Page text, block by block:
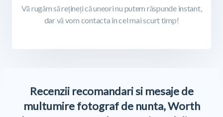
Vă rugăm să rețineți că uneori nu putem răspunde instant,
dar vă vom contacta în cel mai scurt timp!
Recenzii recomandari si mesaje de
multumire fotograf de nunta, Worth